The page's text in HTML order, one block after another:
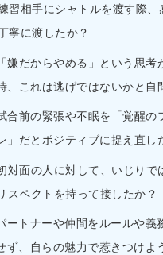
習相手にシャトルを渡す際、
寧に渡したか？
「嫌だからやめる」という思考
、これは逃げではないかと自
合前の緊張や不眠を「覚醒の
」だとポジティブに捉え直し
対面の人に対して、いじりで
スペクトを持って接したか？
ートナーや仲間をルールや義
ず、自らの魅力で惹きつけよ